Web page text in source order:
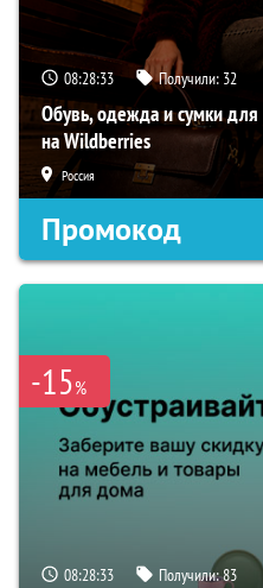
08:28:32 Получили: 32
Обувь, одежда и сумки для
на Wildberries
Россия
Промокод
-15%
08:28:32 Получили:83